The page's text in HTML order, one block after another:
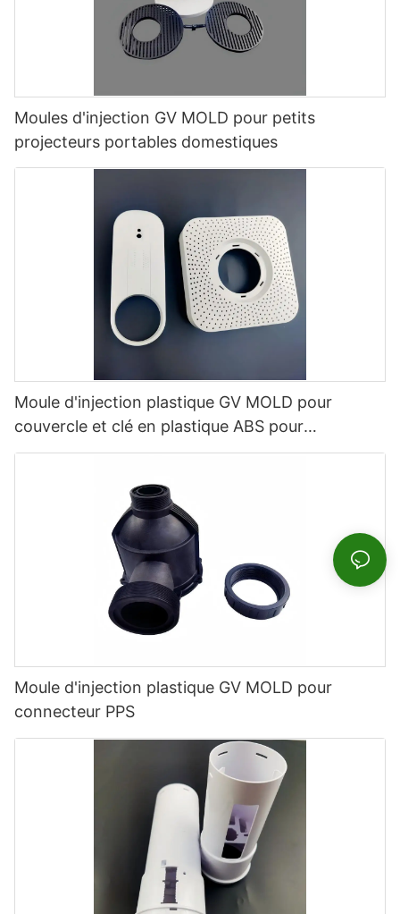
Moules d'injection GV MOLD pour petits
projecteurs portables domestiques
Moule d'injection plastique GV MOLD pour
couvercle et clé en plastique ABS pour
projecteurs
Moule d'injection plastique GV MOLD pour
connecteur PPS